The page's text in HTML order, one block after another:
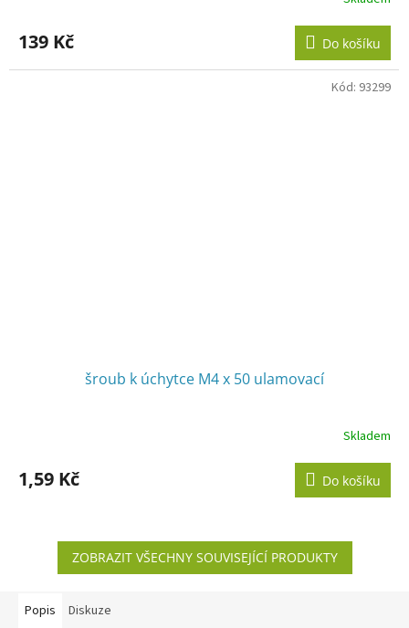
produktu
je
3,0
139 Kč Do košíku
šroub k úchytce M4 x 50 ulamovací
Skladem
1,59 Kč Do košíku
Kód: 93299
ZOBRAZIT VŠECHNY SOUVISEJÍCÍ PRODUKTY
Popis Diskuze